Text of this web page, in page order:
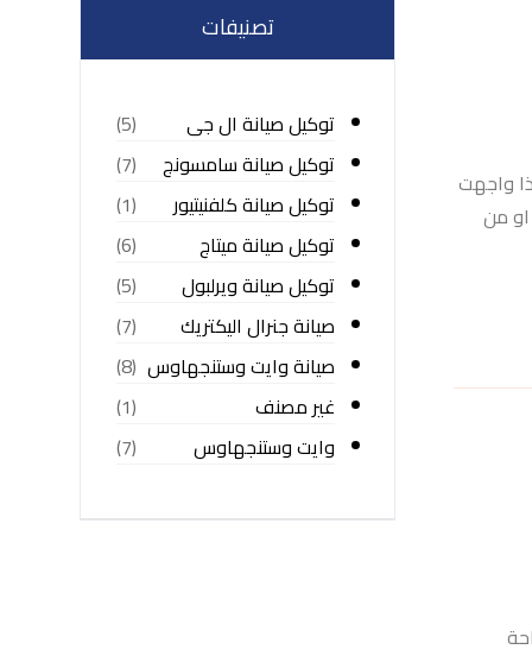
واجهت
من
تصنيفات
توكيل صيانة ال جى
(5)
توكيل صيانة سامسونج
(7)
توكيل صيانة كلفنيتيور
(1)
توكيل صيانة ميتاج
(6)
توكيل صيانة ويرلبول
(5)
صيانة جنرال اليكتريك
(7)
صيانة وايت وستنجهاوس (8)
غير مصنف
(1)
وايت وستنجهاوس
(7)